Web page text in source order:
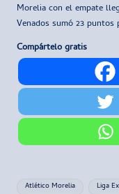
Morelia con el empate
Venados sumó 23
Compártelo gratis
Etiquetas:
Atlético Morelia Liga